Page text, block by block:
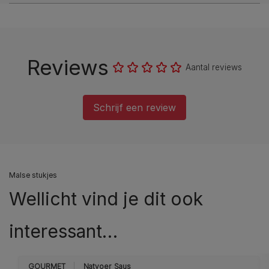
Reviews Aantal reviews
Schrijf een review
Malse stukjes
Wellicht vind je dit ook
interessant…
GOURMET Natvoer Saus